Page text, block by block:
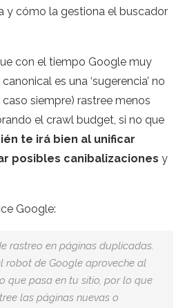
y cómo la gestiona el buscador
con el tiempo Google muy
es una ‘sugerencia’ no
siempre) rastree menos
el crawl budget, si no que
te irá bien al unificar
posibles canibalizaciones y
Google:
rastreo en páginas duplicadas.
robot de Google aproveche al
que pasa en tu sitio, por lo que
las páginas nuevas o